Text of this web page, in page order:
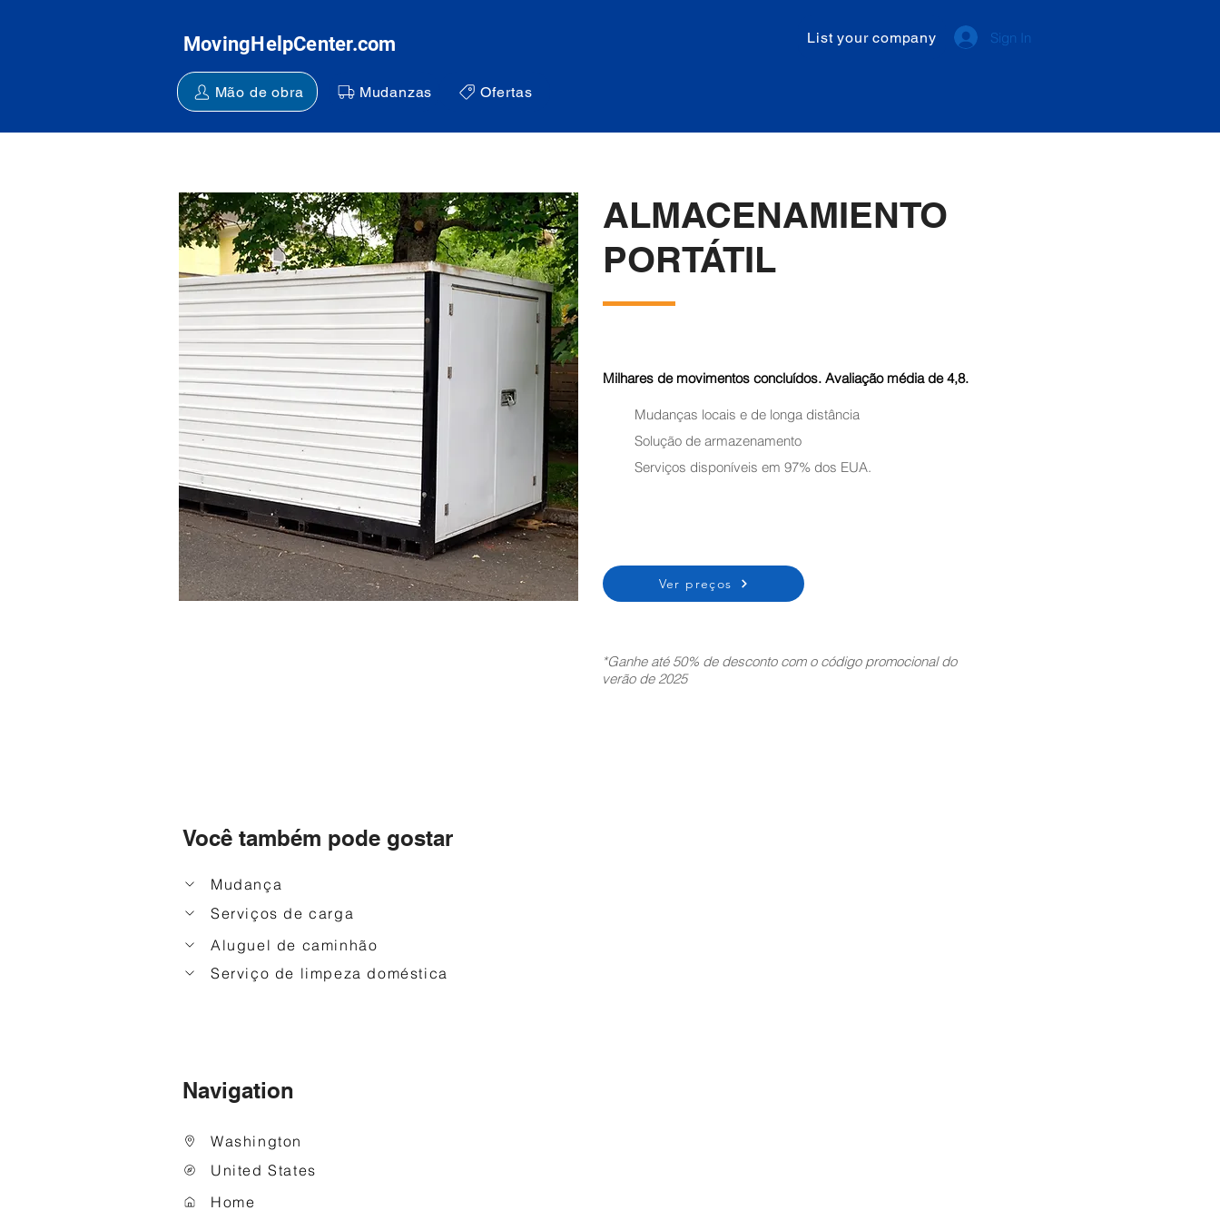
MovingHelpCenter.com
Mão de obra Mudanzas Ofertas
List your company Sign In
ALMACENAMIENTO
PORTÁTIL
Milhares de movimentos concluídos. Avaliação média de 4,8.
Mudanças locais e de longa distância
Solução de armazenamento
Serviços disponíveis em 97% dos EUA.
Ver preços
*Ganhe até 50% de desconto com o código promocional do
verão de 2025
Você também pode gostar
Mudança
Serviços de carga
Aluguel de caminhão
Serviço de limpeza doméstica
Navigation
Washington
United States
Home